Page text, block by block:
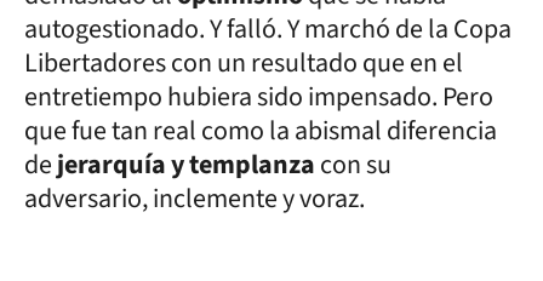
autogestionado. Y falló. Y marchó de la Copa
Libertadores con un resultado que en el
entretiempo hubiera sido impensado. Pero
que fue tan real como la abismal diferencia
dejerarquía y templanzacon su
adversario, inclemente y voraz.